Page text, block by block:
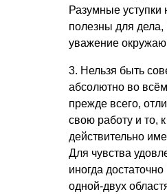
Разумные уступки
полезны для
уважение
3. Нельзя быть
абсолютно во
прежде всего,
свою работу и то,
действительно
Для чувства
иногда
одной-двух